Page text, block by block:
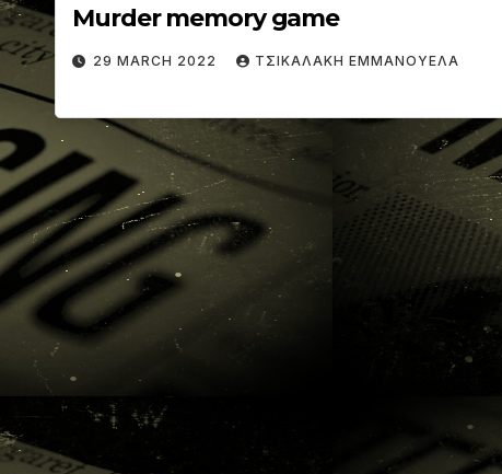
Murder memory game
29 MARCH 2022 ΤΣΙΚΑΛΑΚΗ ΕΜΜΑΝΟΥΕΛΑ